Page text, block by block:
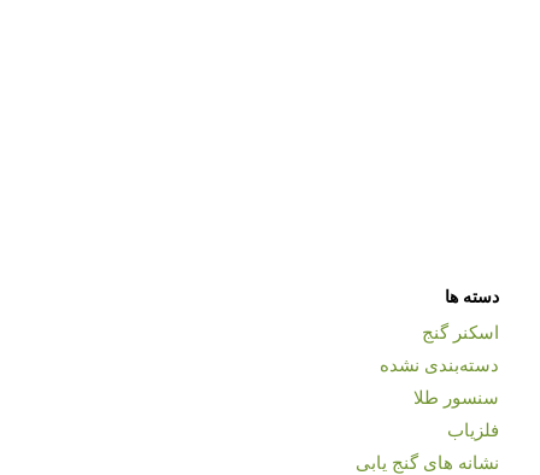
دسته ها
اسکنر گنج
دسته‌بندی نشده
سنسور طلا
فلزیاب
نشانه های گنج یابی